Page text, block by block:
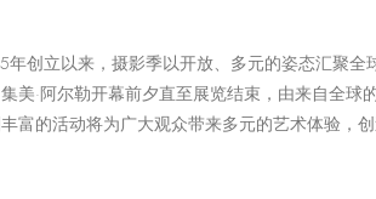
创立以来，摄影季以开放、多元的姿态汇聚
·阿尔勒开幕前夕直至展览结束，由来自全
的活动将为广大观众带来多元的艺术体验，创